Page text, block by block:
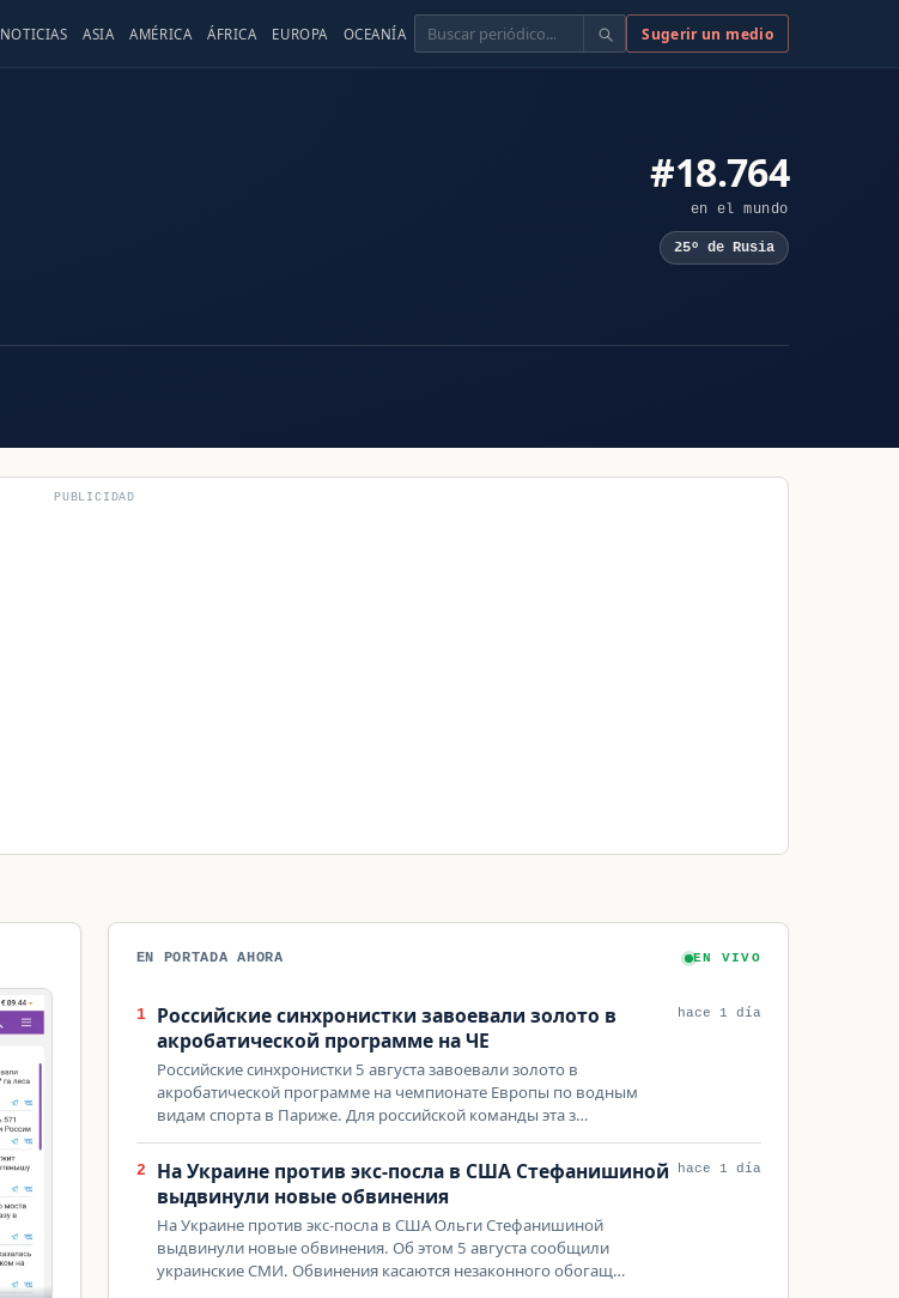
NOTICIAS ASIA AMÉRICA ÁFRICA EUROPA OCEANÍA Buscar Sugerir un medio
#18.764
en el mundo
25º de Rusia
PUBLICIDAD
EN PORTADA AHORA EN VIVO
1
Российские синхронистки завоевали золото в
акробатической программе на ЧЕ
Российские синхронистки 5 августа завоевали золото в
акробатической программе на чемпионате Европы по водным
видам спорта в Париже. Для российской команды эта з…
hace 1 día
2
На Украине против экс-посла в США Стефанишиной
выдвинули новые обвинения
На Украине против экс-посла в США Ольги Стефанишиной
выдвинули новые обвинения. Об этом 5 августа сообщили
украинские СМИ. Обвинения касаются незаконного обогащ…
hace 1 día